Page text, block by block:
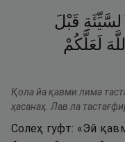
قَبْلَ
لَعَلَّكُمْ
Қола йа қавми лима
ҳасанаҳ. Лав ла
Солеҳ гуфт: «Эй